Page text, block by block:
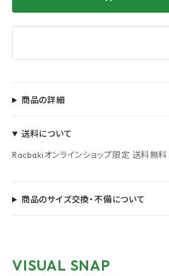
商品の詳細
送料について
Racbakiオンラインショップ限定 送料無料
商品のサイズ交換・不備について
VISUAL SNAP